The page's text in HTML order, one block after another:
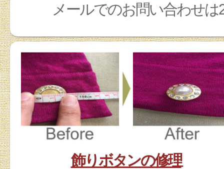
メールでのお問い合わせ
飾りボタンの修理